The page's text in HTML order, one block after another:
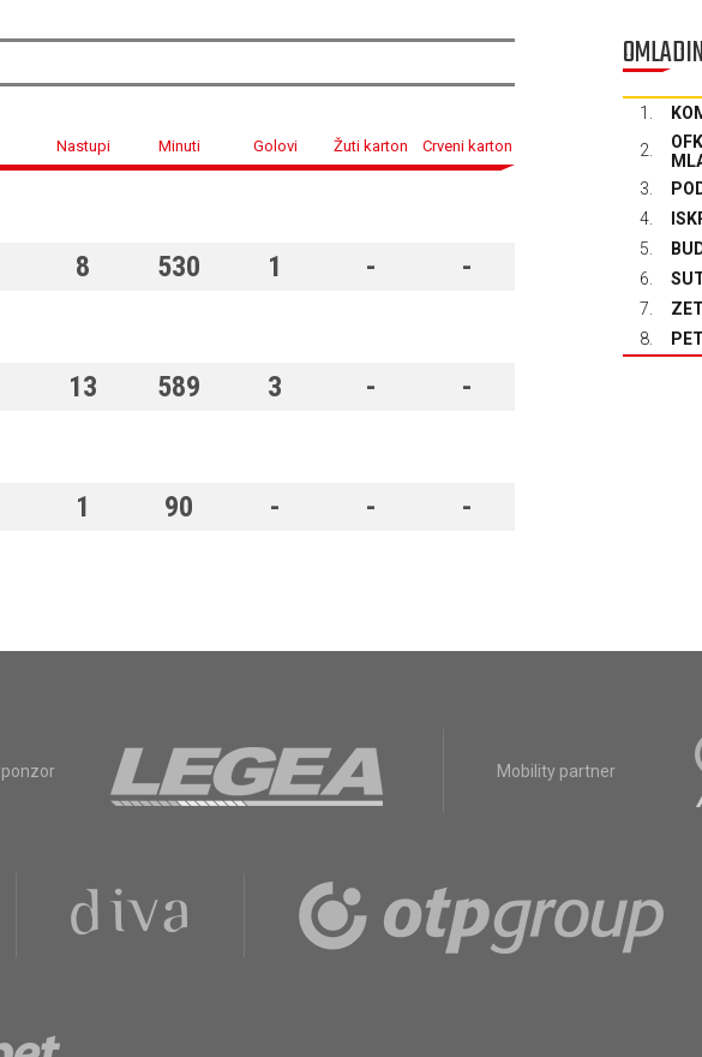
Nastupi Minuti Golovi Žuti karton Crveni karton
8 530 1 - -
13 589 3 - -
1 90 - - -
1.
2.
OFK
3.
4.
5.
6.
7.
8.
Mobility partner